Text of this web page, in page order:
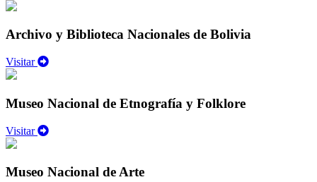
Archivo y Biblioteca Nacionales de Bolivia
Visitar
Museo Nacional de Etnografía y Folklore
Visitar
Museo Nacional de Arte